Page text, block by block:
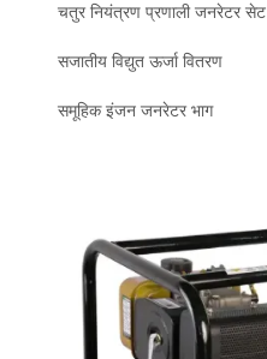
चतुर नियंत्रण प्रणाली जनरेटर सेट
सजातीय विद्युत ऊर्जा वितरण
समूहिक इंजन जनरेटर भाग